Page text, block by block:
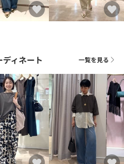
ィネート 一覧を見る